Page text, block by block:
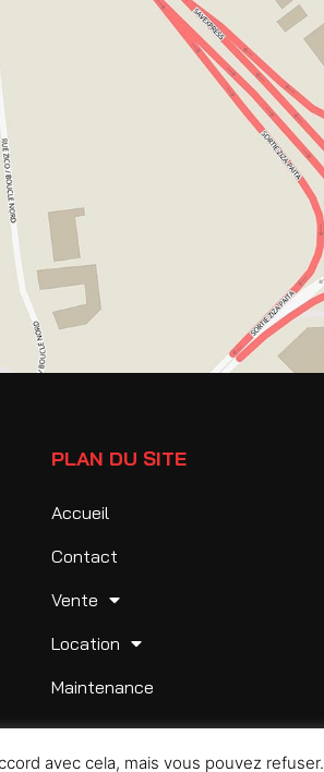
PLAN DU SITE
Accueil
Contact
Vente
Location
Maintenance
avec cela, mais vous pouvez refuser.